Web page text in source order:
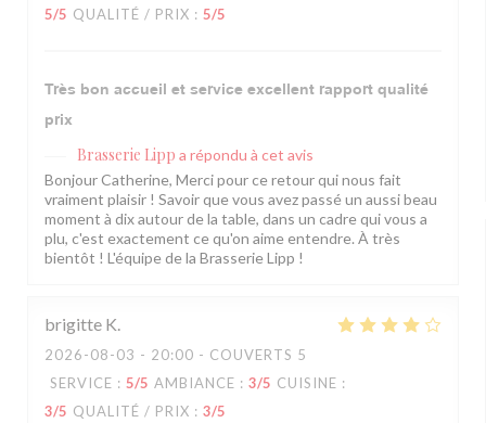
5/5 QUALITÉ / PRIX : 5/5
Très bon accueil et service excellent rapport qualité
prix
Brasserie Lipp a répondu à cet avis
Bonjour Catherine, Merci pour ce retour qui nous fait
vraiment plaisir ! Savoir que vous avez passé un aussi beau
moment à dix autour de la table, dans un cadre qui vous a
plu, c'est exactement ce qu'on aime entendre. À très
bientôt ! L'équipe de la Brasserie Lipp !
brigitte K
2026-08-03 - 20:00 - COUVERTS 5
SERVICE : 5/5 AMBIANCE : 3/5 CUISINE :
3/5 QUALITÉ / PRIX : 3/5